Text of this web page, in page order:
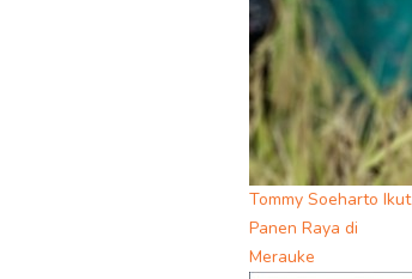
Tommy Soeharto Ikut
Panen Raya di
Merauke